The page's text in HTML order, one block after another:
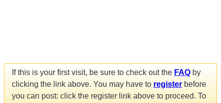
If this is your first visit, be sure to check out the FAQ by
clicking the link above. You may have to register before
you can post: click the register link above to proceed. To